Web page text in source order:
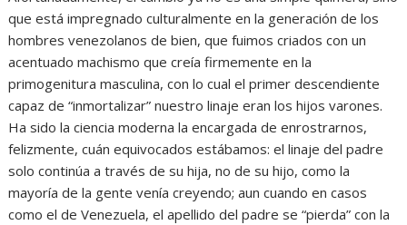
que está impregnado culturalmente en la generación de los
hombres venezolanos de bien, que fuimos criados con un
acentuado machismo que creía firmemente en la
primogenitura masculina, con lo cual el primer descendiente
capaz de “inmortalizar” nuestro linaje eran los hijos varones.
Ha sido la ciencia moderna la encargada de enrostrarnos,
felizmente, cuán equivocados estábamos: el linaje del padre
solo continúa a través de su hija, no de su hijo, como la
mayoría de la gente venía creyendo; aun cuando en casos
como el de Venezuela, el apellido del padre se “pierda” con la